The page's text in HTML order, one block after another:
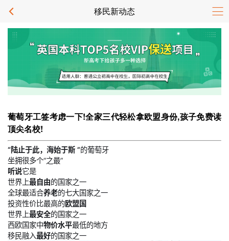
移民新动态
葡萄牙工签考虑一下!全家三代轻松拿欧盟身份,孩子免费读
顶尖名校!
“陆止于此，海始于斯 ”的葡萄牙
坐拥很多个“之最”
听说它是
世界上最自由的国家之一
全球最适合养老的七大国家之一
投资性价比最高的欧盟国
世界上最安全的国家之一
西欧国家中物价水平最低的地方
移民融入最好的国家之一